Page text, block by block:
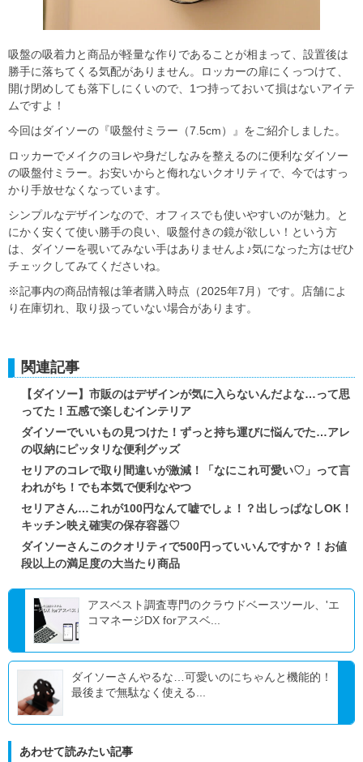
吸盤の吸着力と商品が軽量な作りであることが相まって、設置後は
勝手に落ちてくる気配がありません。ロッカーの扉にくっつけて、
開け閉めしても落下しにくいので、1つ持っておいて損はないアイテ
ムですよ！
今回はダイソーの『吸盤付ミラー（7.5cm）』をご紹介しました。
ロッカーでメイクのヨレや身だしなみを整えるのに便利なダイソー
の吸盤付ミラー。お安いからと侮れないクオリティで、今ではすっ
かり手放せなくなっています。
シンプルなデザインなので、オフィスでも使いやすいのが魅力。と
にかく安くて使い勝手の良い、吸盤付きの鏡が欲しい！という方
は、ダイソーを覗いてみない手はありませんよ♪気になった方はぜひ
チェックしてみてくださいね。
※記事内の商品情報は筆者購入時点（2025年7月）です。店舗によ
り在庫切れ、取り扱っていない場合があります。
関連記事
【ダイソー】市販のはデザインが気に入らないんだよな…って思
ってた！五感で楽しむインテリア
ダイソーでいいもの見つけた！ずっと持ち運びに悩んでた…アレ
の収納にピッタリな便利グッズ
セリアのコレで取り間違いが激減！「なにこれ可愛い♡」って言
われがち！でも本気で便利なやつ
セリアさん…これが100円なんて嘘でしょ！？出しっぱなしOK！
キッチン映え確実の保存容器♡
ダイソーさんこのクオリティで500円っていいんですか？！お値
段以上の満足度の大当たり商品
アスベスト調査専門のクラウドベースツール、'エ
コマネージDX forアスベ...
ダイソーさんやるな…可愛いのにちゃんと機能的！
最後まで無駄なく使える...
あわせて読みたい記事